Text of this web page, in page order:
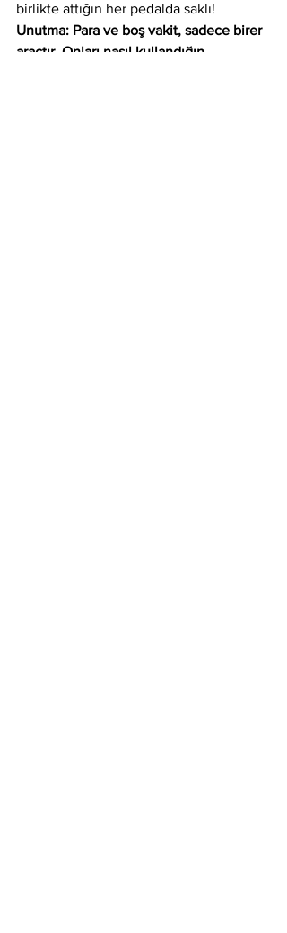
birlikte attığın her pedalda saklı!
Unutma: Para ve boş vakit, sadece birer
araçtır. Onları nasıl kullandığın,